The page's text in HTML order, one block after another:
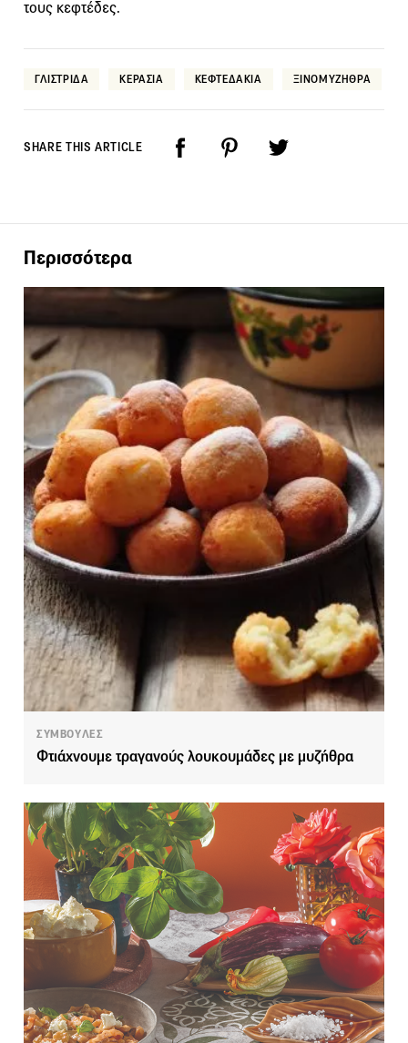
τους κεφτέδες.
ΓΛΙΣΤΡΙΔΑ ΚΕΡΑΣΙΑ ΚΕΦΤΕΔΑΚΙΑ ΞΙΝΟΜΥΖΗΘΡΑ
SHARE THIS ARTICLE
Περισσότερα
ΣΥΜΒΟΥΛΕΣ
Φτιάχνουμε τραγανούς λουκουμάδες με μυζήθρα